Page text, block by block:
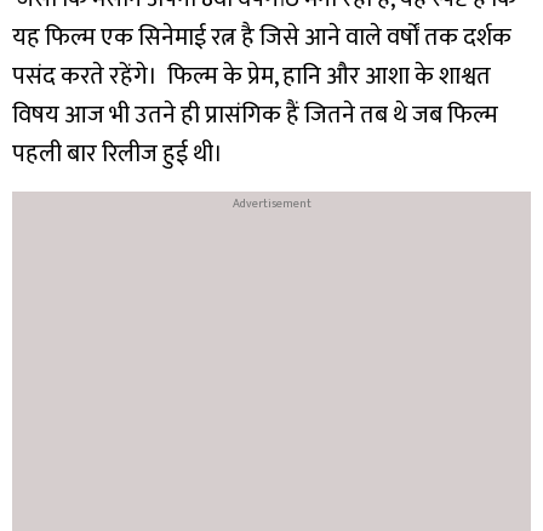
यह फिल्म एक सिनेमाई रत्न है जिसे आने वाले वर्षों तक दर्शक
पसंद करते रहेंगे। फिल्म के प्रेम, हानि और आशा के शाश्वत
विषय आज भी उतने ही प्रासंगिक हैं जितने तब थे जब फिल्म
पहली बार रिलीज हुई थी।